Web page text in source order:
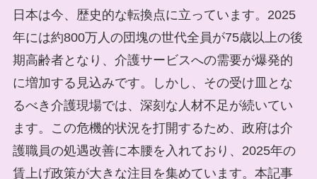
日本は今、歴史的な転換点に立っています。2025
年には約800万人の団塊の世代全員が75歳以上の後
期高齢者となり、介護サービスへの需要が爆発的
に増加する見込みです。しかし、その受け皿とな
るべき介護現場では、深刻な人材不足が続いてい
ます。この危機的状況を打開するため、政府は介
護職員の処遇改善に本腰を入れており、2025年の
賃上げ政策が大きな注目を集めています。本記事